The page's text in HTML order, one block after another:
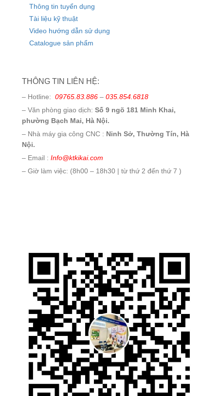
Thông tin tuyển dụng
Tài liệu kỹ thuật
Video hướng dẫn sử dụng
Catalogue sản phẩm
THÔNG TIN LIÊN HỆ:
– Hotline: 09765.83.886 – 035.854.6818
– Văn phòng giao dịch: Số 9 ngõ 181 Minh Khai,
phường Bạch Mai, Hà Nội.
– Nhà máy gia công CNC : Ninh Sở, Thường Tín, Hà
Nội.
– Email : Info@ktkikai.com
– Giờ làm việc: (8h00 – 18h30 | từ thứ 2 đến thứ 7 )